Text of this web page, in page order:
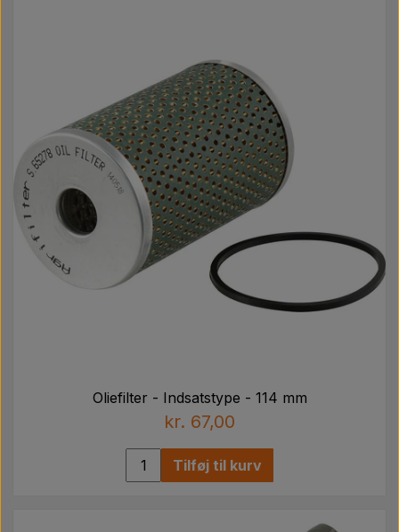
Oliefilter - Indsatstype - 114 mm
kr. 67,00
Tilføj til kurv